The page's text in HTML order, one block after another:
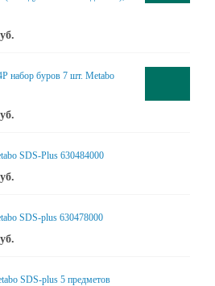
набор буров 7 шт. Metabo
SDS-Plus 630484000
SDS-plus 630478000
SDS-plus 5 предметов